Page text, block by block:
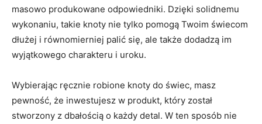
masowo ​produkowane ⁣odpowiedniki. Dzięki solidnemu
wykonaniu, takie knoty⁤ nie⁤ tylko ⁣pomogą Twoim ⁣świecom
dłużej i równomierniej‍ palić się, ⁣ale także⁢ dodadzą im
wyjątkowego charakteru ​i ⁤uroku.
Wybierając​ ręcznie⁤ robione knoty do⁢ świec, masz
pewność, ⁣że inwestujesz​ w produkt, który został
stworzony z dbałością⁣ o każdy detal. W‌ ten sposób nie